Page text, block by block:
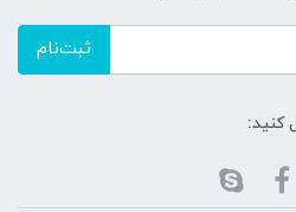
ثبت‌نام
کنید: